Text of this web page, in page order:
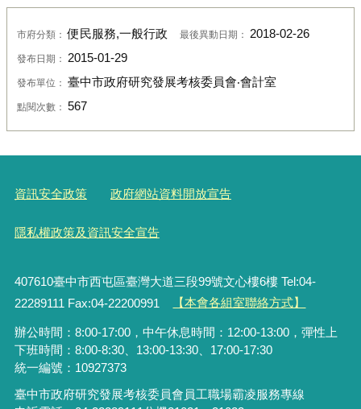
市府分類：便民服務,一般行政 最後異動日期： 2018-02-26
發布日期： 2015-01-29
發布單位： 臺中市政府研究發展考核委員會‧會計室
點閱次數： 567
資訊安全政策 政府網站資料開放宣告
隱私權政策及資訊安全宣告
407610臺中市西屯區臺灣大道三段99號文心樓6樓 Tel:04-
22289111 Fax:04-22200991
【本會各組室聯絡方式】
辦公時間：8:00-17:00，中午休息時間：12:00-13:00，彈性上
下班時間：8:00-8:30、13:00-13:30、17:00-17:30
統一編號：10927373
臺中市政府研究發展考核委員會員工職場霸凌服務專線